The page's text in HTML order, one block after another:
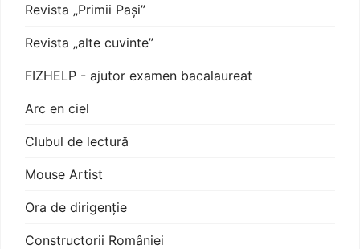
Revista „Primii Pași”
Revista „alte cuvinte”
FIZHELP - ajutor examen bacalaureat
Arc en ciel
Clubul de lectură
Mouse Artist
Ora de dirigenție
Constructorii României